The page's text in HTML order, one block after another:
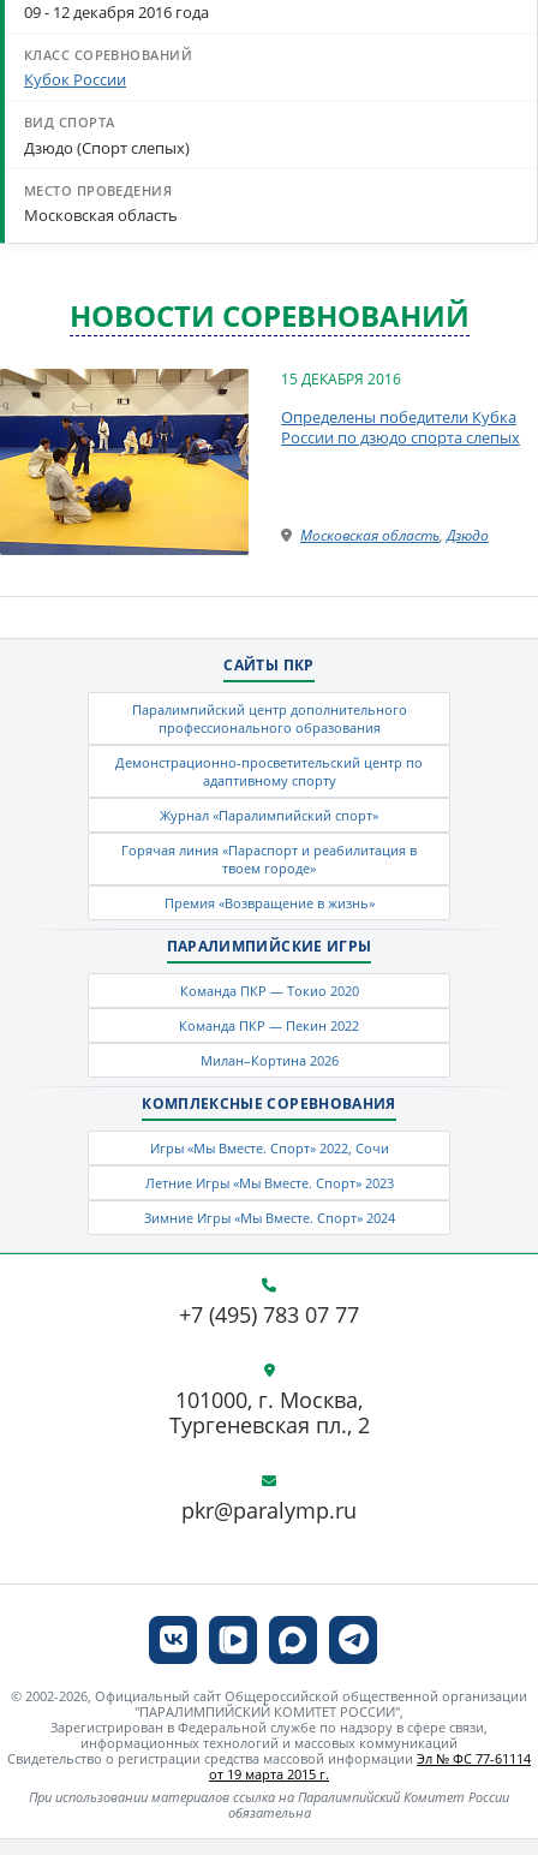
09 - 12 декабря 2016 года
Кубок России
Дзюдо (Спорт слепых)
Московская область
НОВОСТИ СОРЕВНОВАНИЙ
15 ДЕКАБРЯ 2016
Определены победители Кубка
России по дзюдо спорта слепых
Московская область,Дзюдо
САЙТЫ ПКР
Паралимпийский центр дополнительного
профессионального образования
Демонстрационно-просветительский центр по
адаптивному спорту
Журнал «Паралимпийский спорт»
Горячая линия «Параспорт и реабилитация в
твоем городе»
Премия «Возвращение в жизнь»
ПАРАЛИМПИЙСКИЕ ИГРЫ
Команда ПКР — Токио 2020
Команда ПКР — Пекин 2022
Милан–Кортина 2026
КОМПЛЕКСНЫЕ СОРЕВНОВАНИЯ
Игры «Мы Вместе. Спорт» 2022, Сочи
Летние Игры «Мы Вместе. Спорт» 2023
Зимние Игры «Мы Вместе. Спорт» 2024
+7 (495) 783 07 77
pkr@paralymp.ru
101000, г. Москва,
Тургеневская пл., 2
© 2002-2026, Официальный сайт Общероссийской общественной организации
"ПАРАЛИМПИЙСКИЙ КОМИТЕТ РОССИИ",
Зарегистрирован в Федеральной службе по надзору в сфере связи,
информационных технологий и массовых коммуникаций
Свидетельство о регистрации средства массовой информации Эл № ФС 77-61114
от 19 марта 2015 г.
При использовании материалов ссылка на Паралимпийский Комитет России
обязательна